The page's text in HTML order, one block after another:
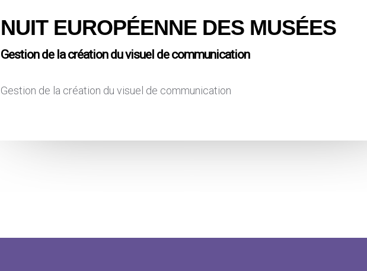
NUIT EUROPÉENNE DES MUSÉES
Gestion de la création du visuel de communication
Gestion de la création du visuel de communication